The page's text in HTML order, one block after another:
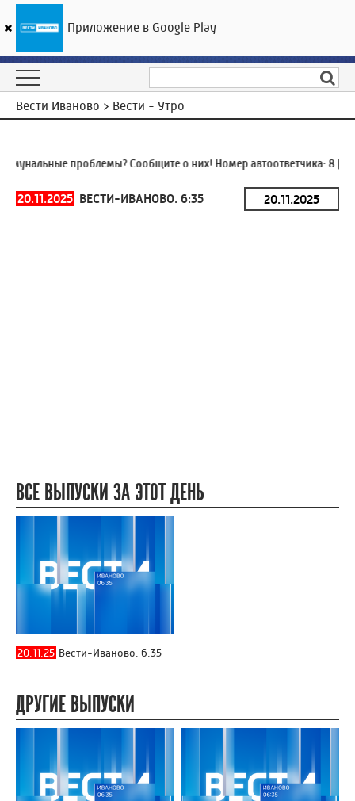
ГТРК «Ивтелерадио»
Вести Иваново > Вести - Утро
проблемы? Сообщите о них! Номер автоответчика:8
20.11.2025 ВЕСТИ-ИВАНОВО. 6:35
ВСЕ ВЫПУСКИ ЗА ЭТОТ ДЕНЬ
20.11.25 Вести-Иваново. 6:35
ДРУГИЕ ВЫПУСКИ
Приложение в Google Play